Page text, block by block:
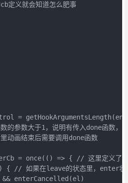
定义就会知道怎么肥事
=
的参数大于1，说明有传入done函数，
动画结束后需要调用done函数
= once(() => { // 这里定义了
// 如果在leave的状态里，enter状
enterCancelled(el)